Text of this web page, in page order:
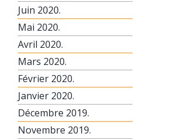
Juin 2020.
Mai 2020.
Avril 2020.
Mars 2020.
Février 2020.
Janvier 2020.
Décembre 2019.
Novembre 2019.